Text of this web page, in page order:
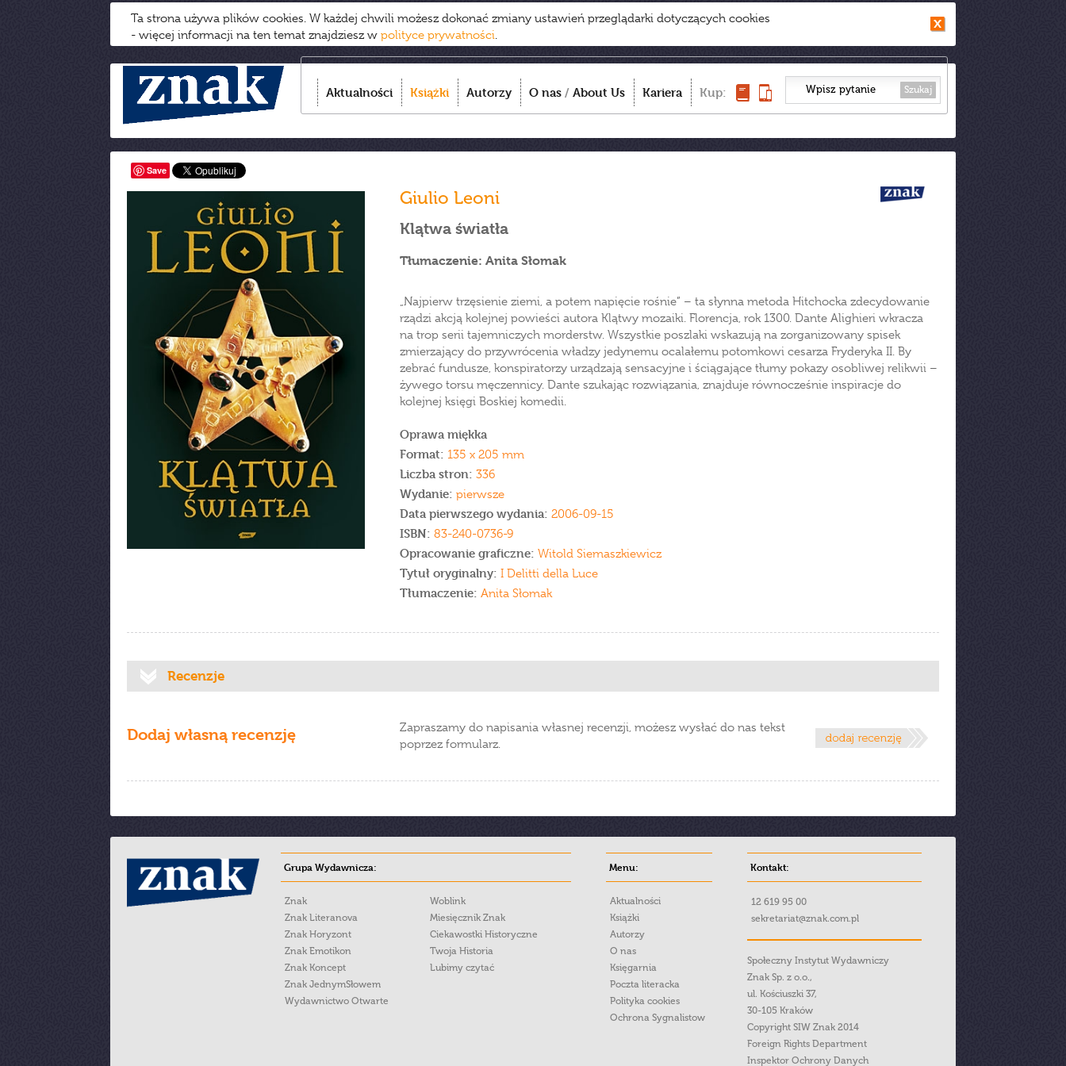
Ta strona używa plików cookies. W każdej chwili możesz dokonać zmiany ustawień przeglądarki dotyczących cookies
- więcej informacji na ten temat znajdziesz w polityce prywatności.
Aktualności Książki Autorzy O nas / About Us Kariera Kup: Szukaj
Save
Giulio Leoni
Klątwa światła
Tłumaczenie: Anita Słomak
„Najpierw trzęsienie ziemi, a potem napięcie rośnie” – ta słynna metoda Hitchocka zdecydowanie
rządzi akcją kolejnej powieści autora Klątwy mozaiki. Florencja, rok 1300. Dante Alighieri wkracza
na trop serii tajemniczych morderstw. Wszystkie poszlaki wskazują na zorganizowany spisek
zmierzający do przywrócenia władzy jedynemu ocalałemu potomkowi cesarza Fryderyka II. By
zebrać fundusze, konspiratorzy urządzają sensacyjne i ściągające tłumy pokazy osobliwej relikwii –
żywego torsu męczennicy. Dante szukając rozwiązania, znajduje równocześnie inspiracje do
kolejnej księgi Boskiej komedii.
Oprawa miękka
Format: 135 x 205 mm
Liczba stron: 336
Wydanie: pierwsze
Data pierwszego wydania: 2006-09-15
ISBN: 83-240-0736-9
Opracowanie graficzne: Witold Siemaszkiewicz
Tytuł oryginalny: I Delitti della Luce
Tłumaczenie: Anita Słomak
Recenzje
Dodaj własną recenzję
Zapraszamy do napisania własnej recenzji, możesz wysłać do nas tekst
poprzez formularz.
Grupa Wydawnicza:
Znak
Znak Literanova
Znak Horyzont
Znak Emotikon
Znak Koncept
Znak JednymSłowem
Wydawnictwo Otwarte
Woblink
Miesięcznik Znak
Ciekawostki Historyczne
Twoja Historia
Lubimy czytać
Menu:
Aktualności
Książki
Autorzy
O nas
Księgarnia
Poczta literacka
Polityka cookies
Ochrona Sygnalistow
Kontakt:
12 619 95 00
sekretariat@znak.com.pl
Społeczny Instytut Wydawniczy
Znak Sp. z o.o.,
ul. Kościuszki 37,
30-105 Kraków
Copyright SIW Znak 2014
Foreign Rights Department
Inspektor Ochrony Danych